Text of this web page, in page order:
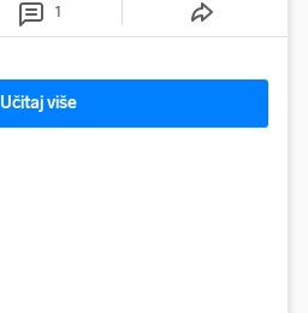
1
Učitaj više